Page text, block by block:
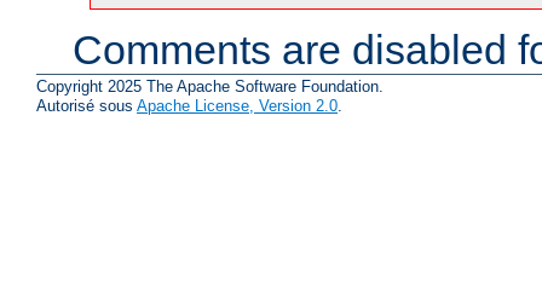
Comments are disabled
Copyright 2025 The Apache Software Foundation.
Autorisé sous Apache License, Version 2.0.